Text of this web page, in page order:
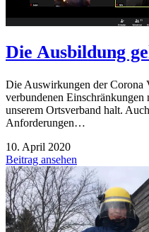
Die Ausbildung
Die Auswirkungen der Corona
verbundenen
unserem Ortsverband halt.
Anforderungen…
10. April 2020
Beitrag ansehen